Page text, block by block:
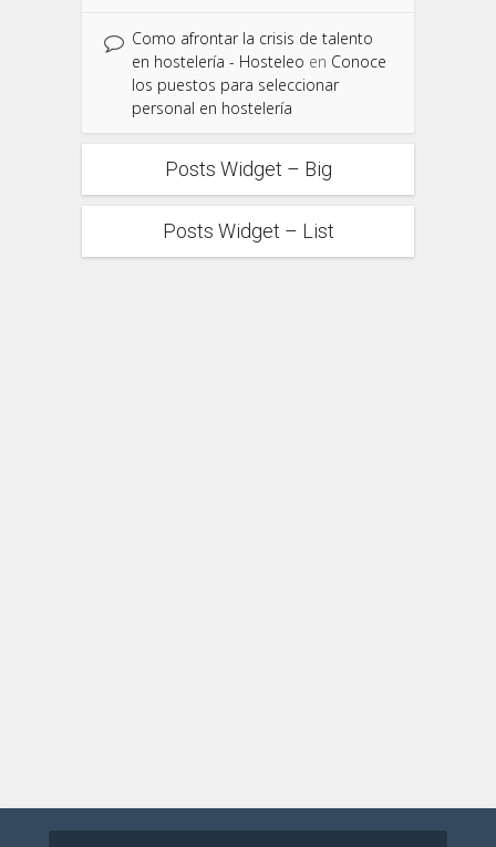
Como afrontar la crisis de talento
en hostelería - Hosteleo en Conoce
los puestos para seleccionar
personal en hostelería
Posts Widget – Big
Posts Widget – List